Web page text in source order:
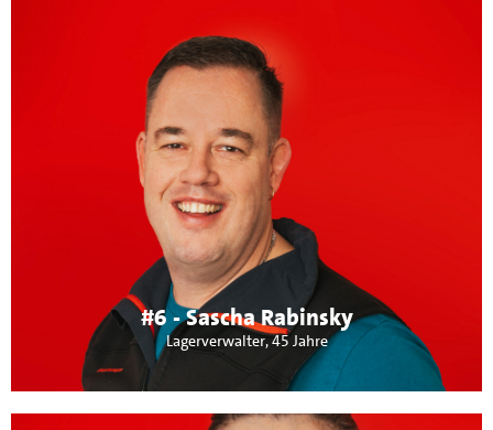
#6 - Sascha Rabinsky
Lagerverwalter, 45 Jahre
Über mich:
verheiratet, 2 Töchter. Beruflich arbeite ich bei der Daimler
AG als Lagerverwalter und engagiere mich in der IG Metall
als Vertrauensmann. Daneben bin ich im DRK Ortsverein
Maichingen als Bereitschaftsleiter und im GSV Maichingen
aktiv. Meine Themen sind Modernisierung und
Digitalisierung an Schulen, sichere Radwege und
Jugendarbeit.